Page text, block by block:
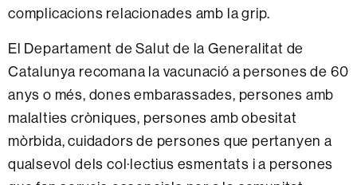
complicacions relacionades amb la grip.
El Departament de Salut de la Generalitat de
Catalunya recomana la vacunació a persones de 60
anys o més, dones embarassades, persones amb
malalties cròniques, persones amb obesitat
mòrbida, cuidadors de persones que pertanyen a
qualsevol dels col·lectius esmentats i a persones